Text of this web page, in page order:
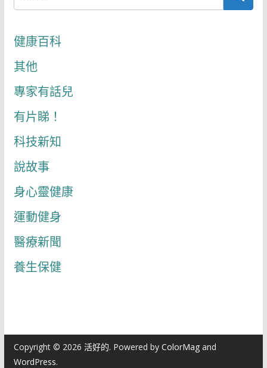
健康百科
其他
專家有話兒
有片睇！
科技新知
說故事
身心靈健康
運動健身
醫療新聞
養生保健
Copyright © 2026 活好的. Powered by ColorMagand
WordPress.